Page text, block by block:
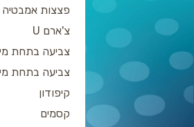
פצצות אמבטיה
צ'ארם U
צביעה בתחת
צביעה בתחת
קיפודון
קסמים